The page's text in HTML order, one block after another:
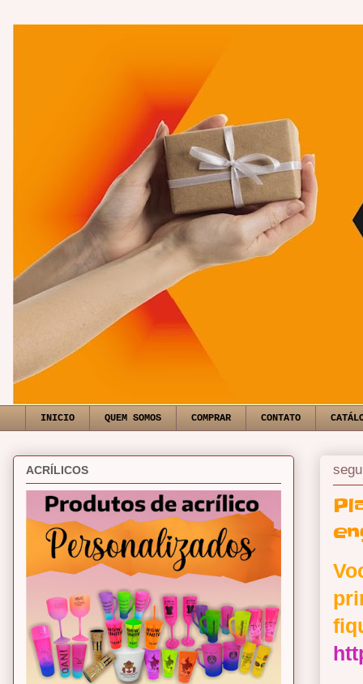
INICIO QUEM SOMOS COMPRAR CONTATO
ACRÍLICOS